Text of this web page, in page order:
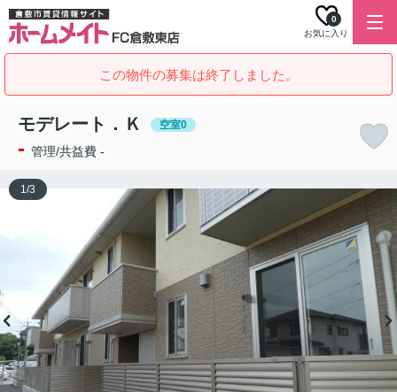
お気に入り
0
この物件の募集は終了しました。
モデレート．Ｋ 空室0
- 管理/共益費 -
1/3